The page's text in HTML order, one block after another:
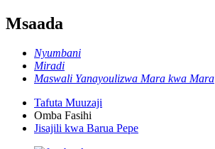
Msaada
Nyumbani
Miradi
Maswali Yanayoulizwa Mara kwa Mara
Tafuta Muuzaji
Omba Fasihi
Jisajili kwa Barua Pepe